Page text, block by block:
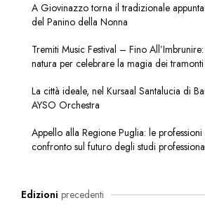
A Giovinazzo torna il tradizionale
del Panino della Nonna
Tremiti Music Festival – Fino
natura per celebrare la magia dei tramonti
La città ideale, nel Kursaal Santalucia di
AYSO Orchestra
Appello alla Regione Puglia: le
confronto sul futuro degli studi
Edizioni precedenti